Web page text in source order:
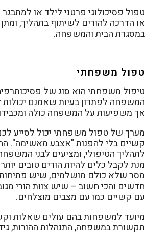
טפול פסיכולוגי פרטני לילד או
או הדרכה להורים לשיתוף בתהליך,
במסגרת הבית והמשפחה.
טפול משפחתי
טיפול משפחתי הוא סוג של
המשפחה לפתרון בעיות שאמנם יכולות
אך משפיעות על המשפחה כולה
מערך של טפול משפחתי יכול לסייע
קשיים בלי להפנות "אצבע מאשימה".
לתהליך הטיפולי, ומציעים לבני
מנת לקבל כלים להיות הורים טובים
מסר שלא כולם מושלמים, שיש פתיחות
חדשים והכי חשוב – שיש צוות הורי
עם קשיים כמו עם מצבים מוצלחים.
מיועד למשפחות בהם עולים שאלות
תקשורת במשפחה, התנהלות ההורות,